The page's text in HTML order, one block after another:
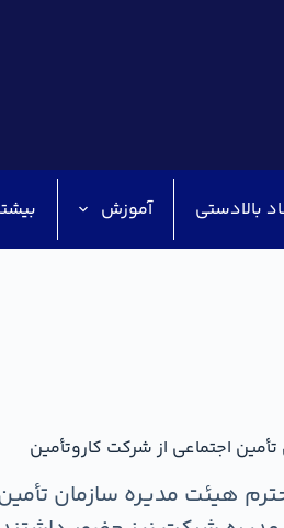
بالادستی آموزش
اجتماعی از شرکت کاروتأمین
هیئت مدیره سازمان